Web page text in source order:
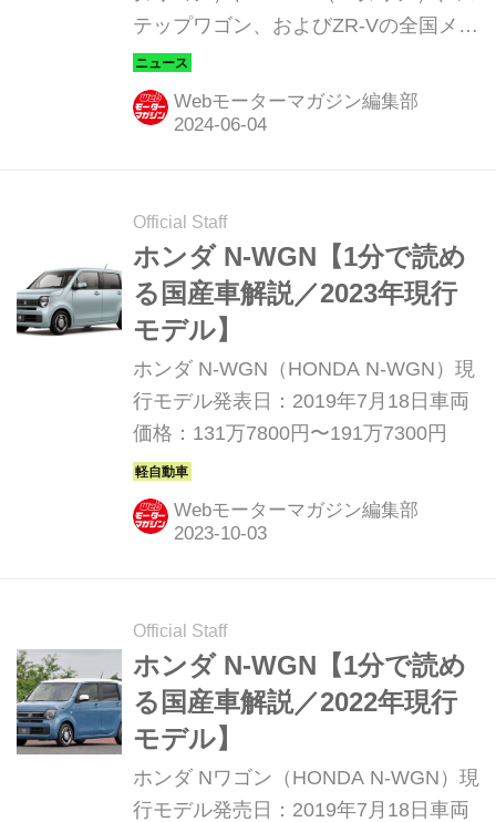
テップワゴン、およびZR-Vの全国メー
カー希望小売価格を改定し、同年7月4
日より新価格で販売する。
Webモーターマガジン編集部
Official Staff
ホンダ N-WGN【1分で読め
る国産車解説／2023年現行
モデル】
ホンダ N-WGN（HONDA N-WGN）現
行モデル発表日：2019年7月18日車両
価格：131万7800円〜191万7300円
Webモーターマガジン編集部
Official Staff
ホンダ N-WGN【1分で読め
る国産車解説／2022年現行
モデル】
ホンダ Nワゴン（HONDA N-WGN）現
行モデル発売日：2019年7月18日車両